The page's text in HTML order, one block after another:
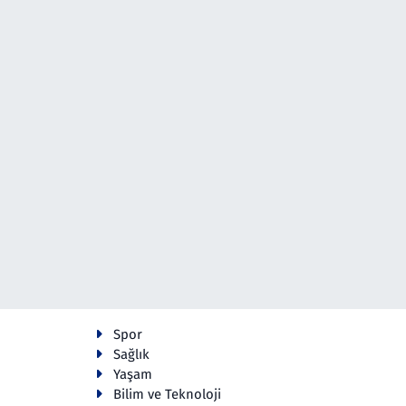
Spor
Sağlık
Yaşam
Bilim ve Teknoloji